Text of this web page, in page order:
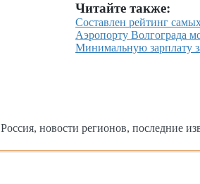
Читайте также:
Составлен рейтинг
Аэропорту Волгограда
Минимальную зарплату
Россия, новости регионов, последние